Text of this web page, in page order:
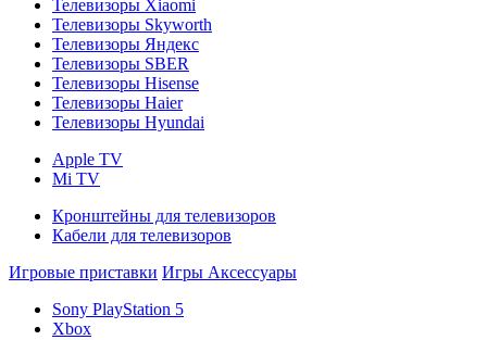
Телевизоры Xiaomi
Телевизоры Skyworth
Телевизоры Яндекс
Телевизоры SBER
Телевизоры Hisense
Телевизоры Haier
Телевизоры Hyundai
Apple TV
Mi TV
Кронштейны для телевизоров
Кабели для телевизоров
Игровые приставки Игры Аксессуары
Sony PlayStation 5
Xbox